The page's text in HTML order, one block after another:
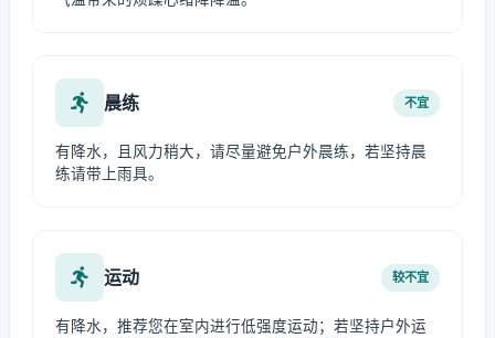
晨练 不宜
有降水，且风力稍大，请尽量避免户外晨练，若坚持晨
练请带上雨具。
运动 较不宜
有降水，推荐您在室内进行低强度运动；若坚持户外运